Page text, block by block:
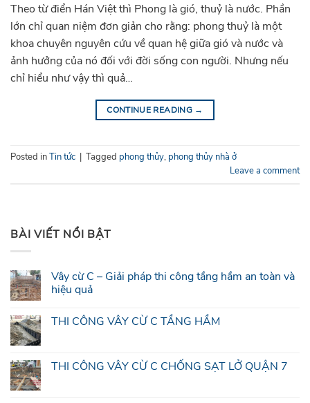
Theo từ điển Hán Việt thì Phong là gió, thuỷ là nước. Phần
lớn chỉ quan niệm đơn giản cho rằng: phong thuỷ là một
khoa chuyên nguyên cứu về quan hệ giữa gió và nước và
ảnh hưởng của nó đối với đời sống con người. Nhưng nếu
chỉ hiểu như vậy thì quả…
CONTINUE READING →
Posted inTin tức | Tagged phong thủy, phong thủy nhà ở
Leave a comment
BÀI VIẾT NỔI BẬT
Vây cừ C – Giải pháp thi công tầng hầm an toàn và
hiệu quả
THI CÔNG VÂY CỪ C TẦNG HẦM
THI CÔNG VÂY CỪ C CHỐNG SẠT LỞ QUẬN 7